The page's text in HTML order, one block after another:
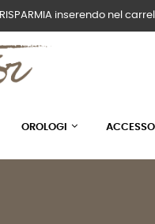
RISPARMIA inserendo nel
OROLOGI